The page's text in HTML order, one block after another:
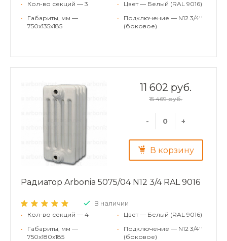
•
Кол-во секций — 3
•
Габариты, мм —
750x135x185
•
Цвет — Белый (RAL 9016)
•
Подключение — N12 3/4''
(боковое)
11 602 руб.
15 469 руб.
- +
В корзину
Радиатор Arbonia 5075/04 N12 3/4 RAL 9016
В наличии
•
Кол-во секций — 4
•
Габариты, мм —
750x180x185
•
Цвет — Белый (RAL 9016)
•
Подключение — N12 3/4''
(боковое)